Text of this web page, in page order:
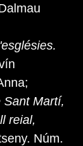
Sant Martí,
reial,
Núm.